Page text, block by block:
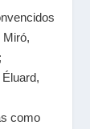
como